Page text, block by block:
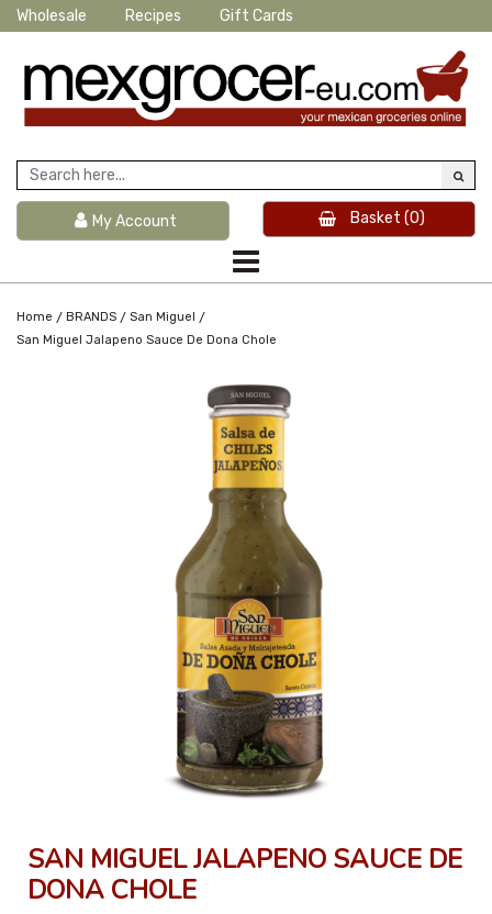
Wholesale Recipes Gift Cards
My Account Basket (0)
Home / BRANDS / San Miguel /
San Miguel Jalapeno Sauce De Dona Chole
SAN MIGUEL JALAPENO SAUCE DE
DONA CHOLE